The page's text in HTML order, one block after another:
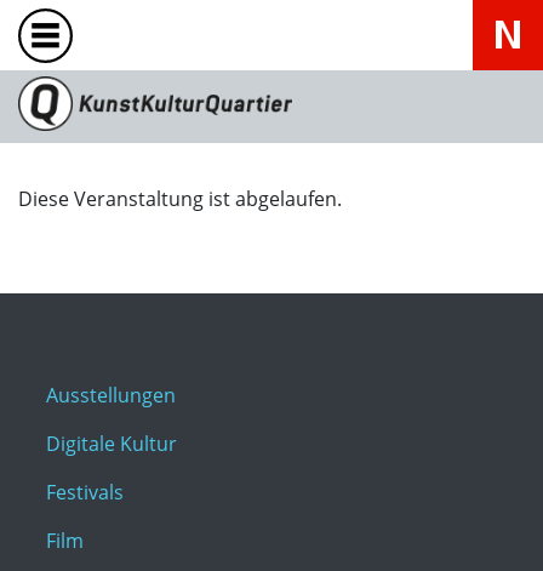
Diese Veranstaltung ist abgelaufen.
Ausstellungen
Digitale Kultur
Festivals
Film